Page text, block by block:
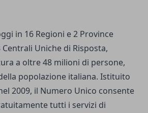
in 16 Regioni e 2 Province
Uniche di Risposta,
a oltre 48 milioni di persone,
popolazione italiana. Istituito
2009, il Numero Unico consente
tutti i servizi di